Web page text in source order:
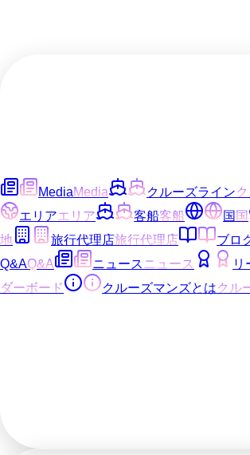
MediaMedia クルーズライン
エリアエリア 客船客船 国国
地
旅行代理店旅行代理店 ブロ
Q&AQ&A ニュース ニュース リ
ダーボード
クルーズマンズとはクル